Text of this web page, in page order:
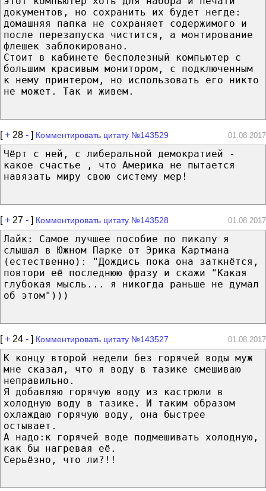
документов, но сохранить их будет негде:
домашняя папка не сохраняет содержимого и
после перезапуска чистится, а монтирование
флешек заблокировано.
Стоит в кабинете бесполезный компьютер с
большим красивым монитором, с подключенным
к нему принтером, но использовать его никто
не может. Так и живем.
[+ 28 - ] Комментировать цитату №143529 01.08.2017
Чёрт с ней, с либеральной демократией -
какое счастье , что Америка не пытается
навязать миру свою систему мер!
[+ 27 - ] Комментировать цитату №143528 01.08.2017
Лайк: Самое лучшее пособие по пикапу я
слышал в Южном Парке от Эрика Картмана
(естественно): "Дождись пока она заткнётся,
повтори её последнюю фразу и скажи "Какая
глубокая мысль... я никогда раньше не думал
об этом")))
[+ 24 - ] Комментировать цитату №143527 01.08.2017
К концу второй недели без горячей воды муж
мне сказал, что я воду в тазике смешиваю
неправильно.
Я добавляю горячую воду из кастрюли в
холодную воду в тазике. И таким образом
охлаждаю горячую воду, она быстрее
остывает.
А надо:к горячей воде подмешивать холодную,
как бы нагревая её.
Серьёзно, что ли?!!